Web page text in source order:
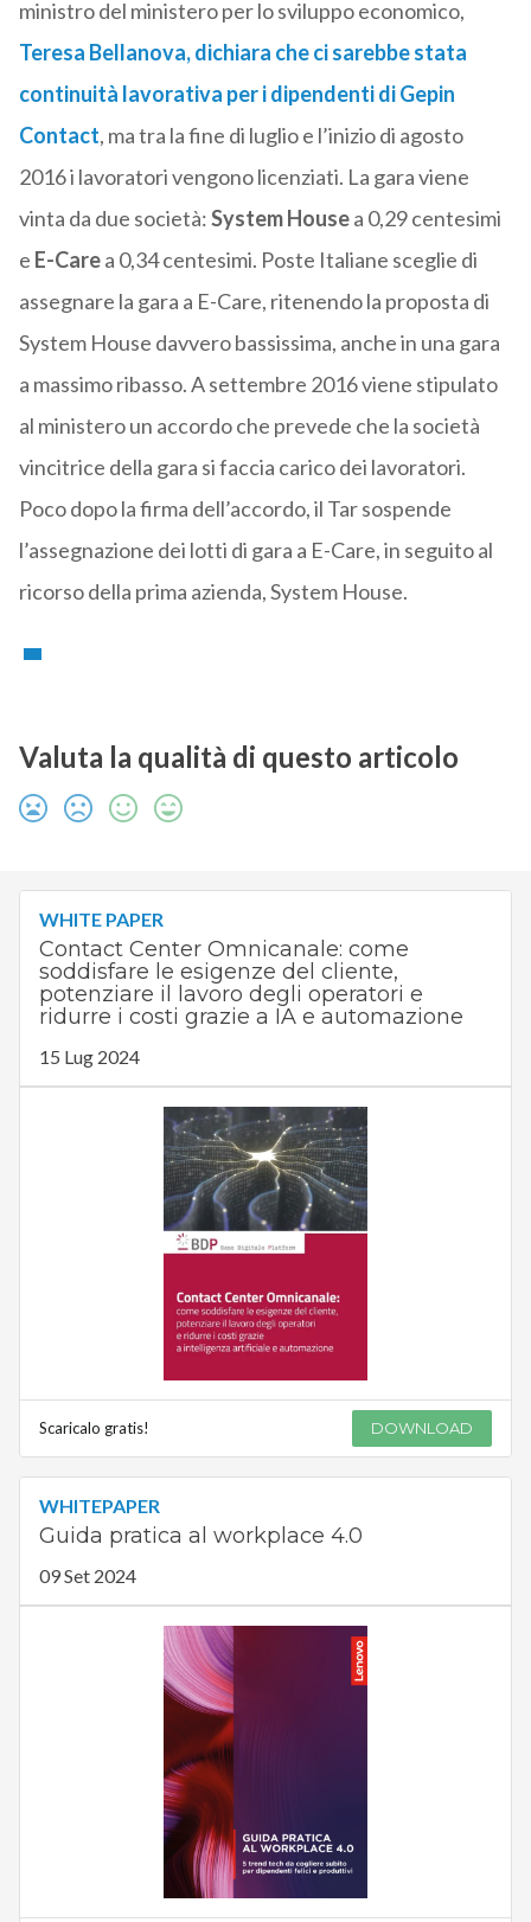
ministro del ministero per lo sviluppo economico,
Teresa Bellanova, dichiara che ci sarebbe stata
continuità lavorativa per i dipendenti di Gepin
Contact, ma tra la fine di luglio e l’inizio di agosto
2016 i lavoratori vengono licenziati. La gara viene
vinta da due società:System Housea 0,29 centesimi
e E-Carea 0,34 centesimi. Poste Italiane sceglie di
assegnare la gara a E-Care, ritenendo la proposta di
System House davvero bassissima, anche in una gara
a massimo ribasso. A settembre 2016 viene stipulato
al ministero un accordo che prevede che la società
vincitrice della gara si faccia carico dei lavoratori.
Poco dopo la firma dell’accordo, il Tar sospende
l’assegnazione dei lotti di gara a E-Care, in seguito al
ricorso della prima azienda, System House.
Valuta la qualità di questo articolo
WHITE PAPER
Contact Center Omnicanale: come
soddisfare le esigenze del cliente,
potenziare il lavoro degli operatori e
ridurre i costi grazie a IA e automazione
15 Lug 2024
Scaricalo gratis! DOWNLOAD
WHITEPAPER
Guida pratica al workplace 4.0
09 Set 2024